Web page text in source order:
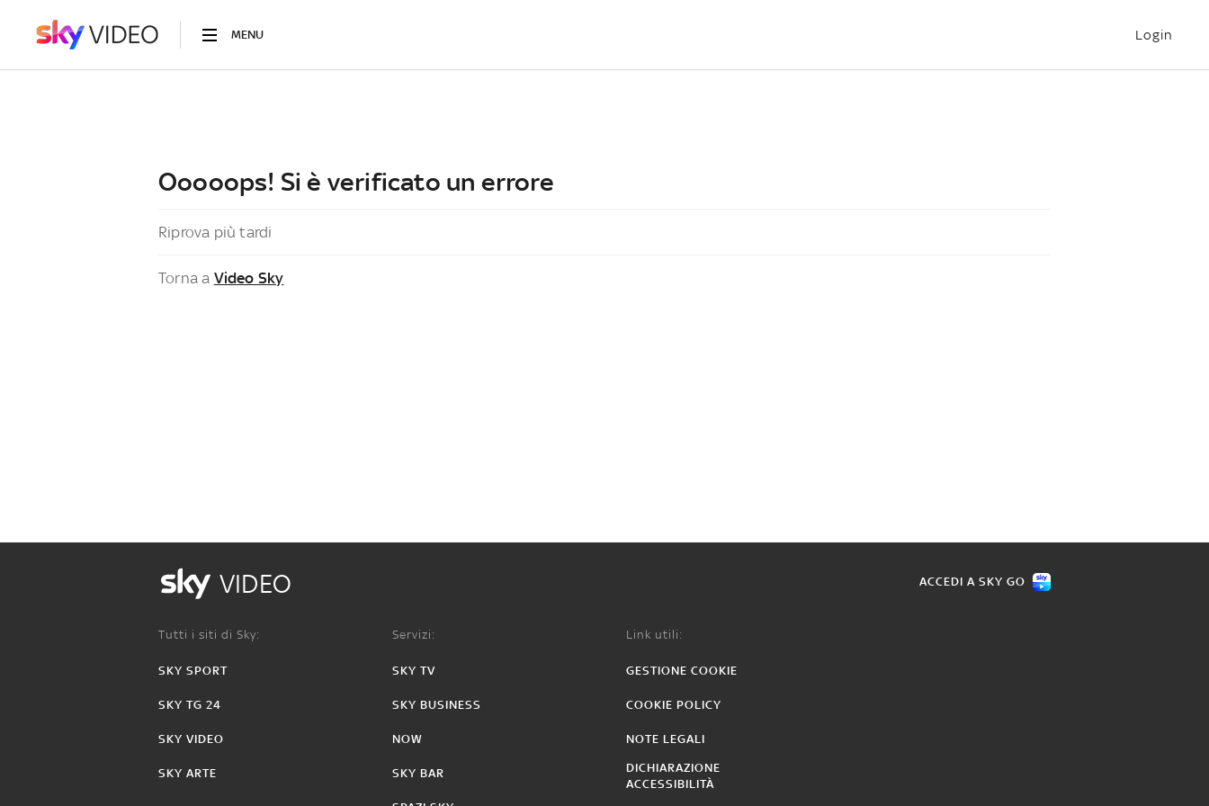
MENU Login
Ooooops! Si è verificato un errore
Riprova più tardi
Torna a Video Sky
VIDEO ACCEDI A SKY GO
Tutti i siti di Sky:
SKY SPORT
SKY TG 24
SKY VIDEO
SKY ARTE
Servizi:
SKY TV
SKY BUSINESS
NOW
SKY BAR
Link utili:
GESTIONE COOKIE
COOKIE POLICY
NOTE LEGALI
DICHIARAZIONE
ACCESSIBILITÀ